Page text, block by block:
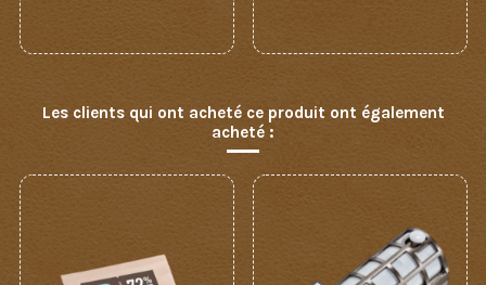
Les clients qui ont acheté ce produit ont également
acheté :